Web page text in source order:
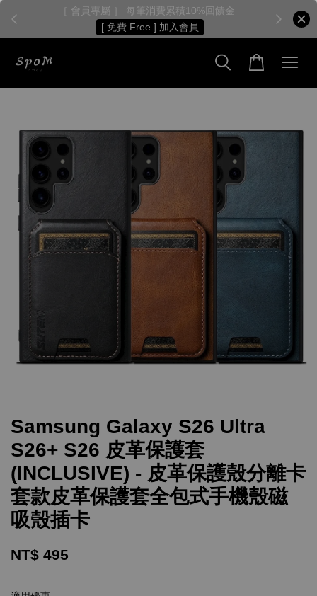
［ 會員專屬 ］ 每筆消費累積10%回饋金
[ 免費 Free ] 加入會員
Samsung Galaxy S26 Ultra
S26+ S26 皮革保護套
(INCLUSIVE) - 皮革保護殼分離卡
套款皮革保護套全包式手機殼磁
吸殼插卡
NT$ 495